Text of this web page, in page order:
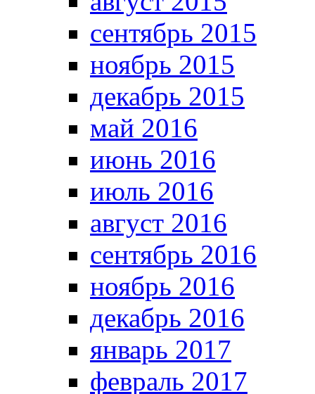
сентябрь 2015
ноябрь 2015
декабрь 2015
май 2016
июнь 2016
июль 2016
август 2016
сентябрь 2016
ноябрь 2016
декабрь 2016
январь 2017
февраль 2017